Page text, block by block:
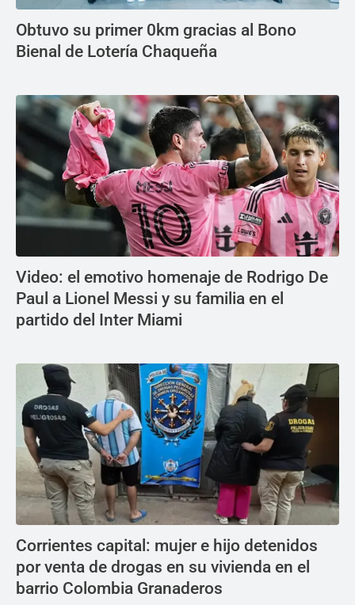
Obtuvo su primer 0km gracias al Bono
Bienal de Lotería Chaqueña
Video: el emotivo homenaje de Rodrigo De
Paul a Lionel Messi y su familia en el
partido del Inter Miami
Corrientes capital: mujer e hijo detenidos
por venta de drogas en su vivienda en el
barrio Colombia Granaderos